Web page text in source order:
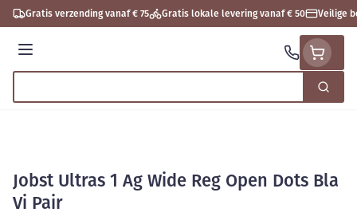
Ga naar de inhoud
Gratis verzending vanaf € 75 Gratis lokale levering vanaf € 50 Veilige
Menu
Zoek
Jobst Ultras 1 Ag Wide Reg Open Dots Bla
Vi Pair